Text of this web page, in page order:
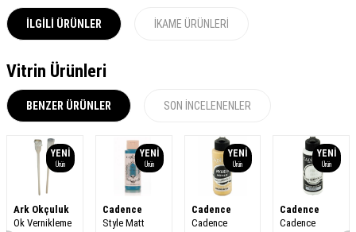
İLGILI ÜRÜNLER İKAME ÜRÜNLERI
Vitrin Ürünleri
BENZER ÜRÜNLER SON İNCELENENLER
YENI
Ürün
Ark Okçuluk
Ok Vernikleme
YENI
Ürün
Cadence
Style Matt
YENI
Ürün
Cadence
Cadence
YENI
Ürün
Cadence
Cadence